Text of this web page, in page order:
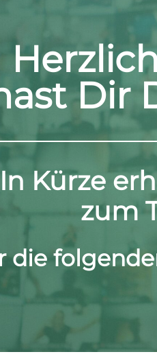
Dir
In Kürze
zum
die